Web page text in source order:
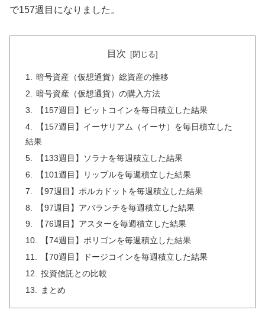
で157週目になりました。
目次
暗号資産（仮想通貨）総資産の推移
暗号資産（仮想通貨）の購入方法
【157週目】ビットコインを毎日積立した結果
【157週目】イーサリアム（イーサ）を毎日積立した
結果
【133週目】ソラナを毎週積立した結果
【101週目】リップルを毎週積立した結果
【97週目】ポルカドットを毎週積立した結果
【97週目】アバランチを毎週積立した結果
【76週目】アスターを毎週積立した結果
【74週目】ポリゴンを毎週積立した結果
【70週目】ドージコインを毎週積立した結果
投資信託との比較
まとめ